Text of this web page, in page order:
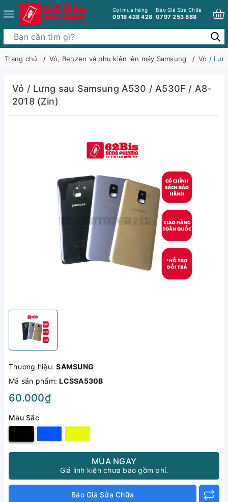
Gọi mua hàng
0918 428 428
Báo Giá Sửa Chữa
0797 253 888
Trang chủ Vỏ, Benzen và phụ kiện lên máy Samsung Vỏ /
Vỏ / Lưng sau Samsung A530 / A530F / A8-
2018 (Zin)
Thương hiệu:SAMSUNG
Mã sản phẩm:LCSSA530B
60.000₫
Màu Sắc
MUA NGAY
Giá linh kiện chưa bao gồm phí.
Báo Giá Sửa Chữa